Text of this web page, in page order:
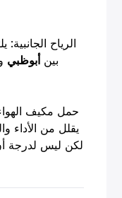
بين أبوظبي
لكن ليس لدرجة